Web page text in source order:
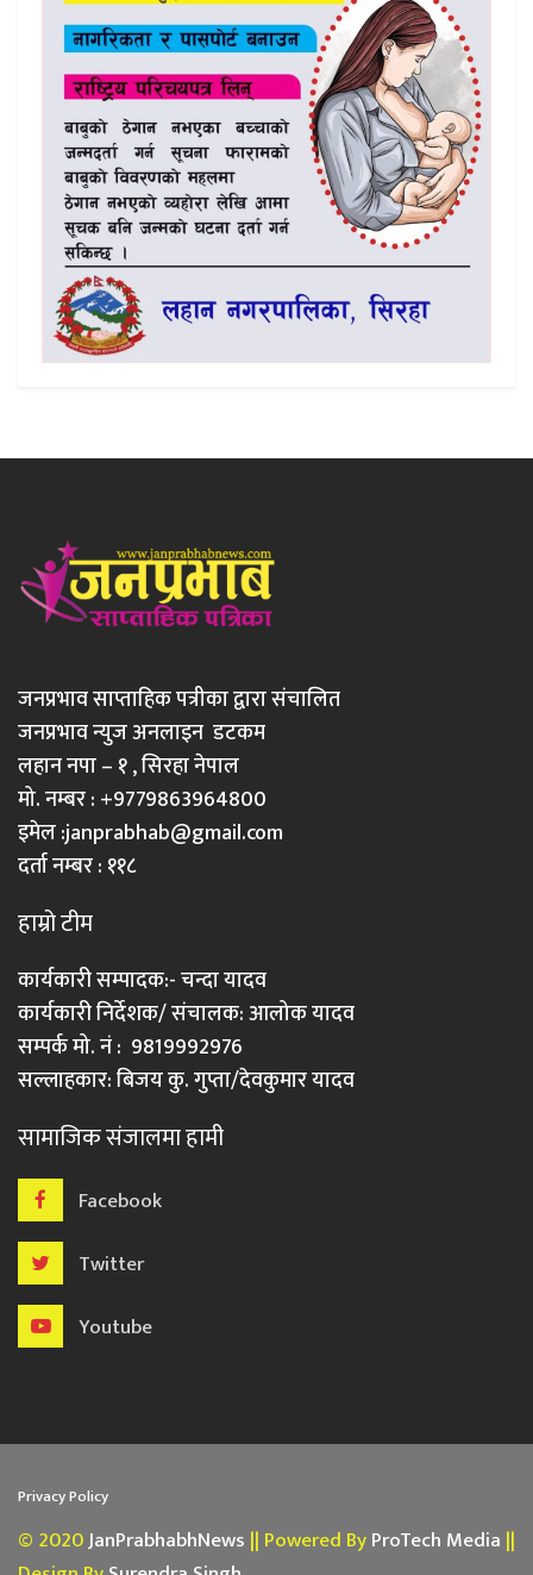
जनप्रभाव साप्ताहिक पत्रीका द्वारा संचालित
जनप्रभाव न्युज अनलाइन डटकम
लहान नपा – १ , सिरहा नेपाल
मो. नम्बर : +9779863964800
इमेल :janprabhab@gmail.com
दर्ता नम्बर : ११८
हाम्रो टीम
कार्यकारी सम्पादक:- चन्दा यादव
कार्यकारी निर्देशक/ संचालक: आलोक यादव
सम्पर्क मो. नं : 9819992976
सल्लाहकार: बिजय कु. गुप्ता/देवकुमार यादव
सामाजिक संजालमा हामी
Facebook
Twitter
Youtube
Privacy Policy
© 2020JanPrabhabhNews || Powered ByProTech Media ||